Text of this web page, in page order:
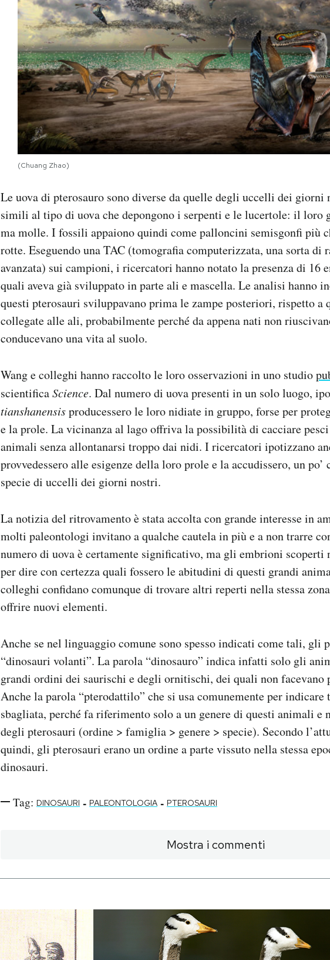
(Chuang Zhao)
Le uova di pterosauro sono diverse da quelle degli uccelli dei
simili al tipo di uova che depongono i serpenti e le lucertole: il loro
ma molle. I fossili appaiono quindi come palloncini semisgonfi più
rotte. Eseguendo una TAC (tomografia computerizzata, una sorta di
avanzata) sui campioni, i ricercatori hanno notato la presenza di 16
quali aveva già sviluppato in parte ali e mascella. Le analisi hanno
questi pterosauri sviluppavano prima le zampe posteriori, rispetto a
collegate alle ali, probabilmente perché da appena nati non
conducevano una vita al suolo.
Wang e colleghi hanno raccolto le loro osservazioni in uno studio
scientificaScience. Dal numero di uova presenti in un solo luogo,
tianshanensisproducessero le loro nidiate in gruppo, forse per
e la prole. La vicinanza al lago offriva la possibilità di cacciare
animali senza allontanarsi troppo dai nidi. I ricercatori ipotizzano
provvedessero alle esigenze della loro prole e la accudissero, un
specie di uccelli dei giorni nostri.
La notizia del ritrovamento è stata accolta con grande interesse in
molti paleontologi invitano a qualche cautela in più e a non trarre
numero di uova è certamente significativo, ma gli embrioni scoperti
per dire con certezza quali fossero le abitudini di questi grandi
colleghi confidano comunque di trovare altri reperti nella stessa
offrire nuovi elementi.
Anche se nel linguaggio comune sono spesso indicati come tali, gli
“dinosauri volanti”. La parola “dinosauro” indica infatti solo gli
grandi ordini dei saurischi e degli ornitischi, dei quali non facevano
Anche la parola “pterodattilo” che si usa comunemente per
sbagliata, perché fa riferimento solo a un genere di questi animali e
degli pterosauri (ordine > famiglia > genere > specie). Secondo
quindi, gli pterosauri erano un ordine a parte vissuto nella stessa
dinosauri.
Tag: DINOSAURI - PALEONTOLOGIA - PTEROSAURI
Mostra i commenti